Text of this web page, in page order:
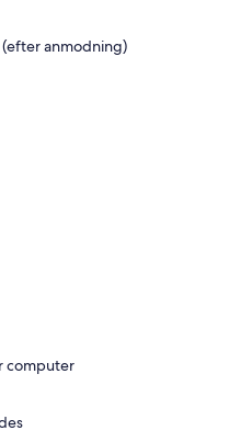
anmodning)
computer